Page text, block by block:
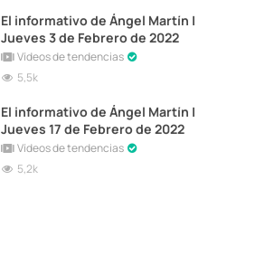
El informativo de Ángel Martín |
Jueves 3 de Febrero de 2022
Vídeos de tendencias
5,5k
El informativo de Ángel Martín |
Jueves 17 de Febrero de 2022
Vídeos de tendencias
5,2k